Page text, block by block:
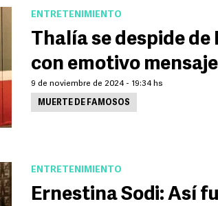
ENTRETENIMIENTO
Thalía se despide de
con emotivo mensaje
9 de noviembre de 2024 - 19:34 hs
MUERTE DE FAMOSOS
ENTRETENIMIENTO
Ernestina Sodi: Así